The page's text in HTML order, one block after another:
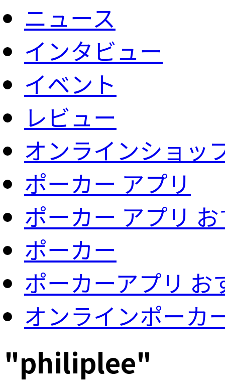
ニュース
インタビュー
イベント
レビュー
オンラインショッ
ポーカー アプリ
ポーカー アプリ
ポーカー
ポーカーアプリ お
オンラインポーカ
"philiplee"